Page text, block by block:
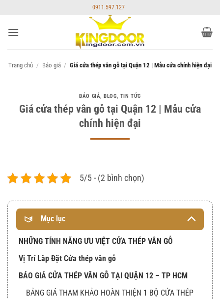
nội
0911.597.127
Trang chủ / Báo giá / Giá cửa thép vân gỗ tại Quận 12 | Mẫu cửa chính hiện đại
BÁO GIÁ,BLOG, TIN TỨC
Giá cửa thép vân gỗ tại Quận 12 | Mẫu cửa
chính hiện đại
5/5 - (2 bình chọn)
Mục lục
NHỮNG TÍNH NĂNG ƯU VIỆT CỬA THÉP VÂN GỖ
Vị Trí Lắp Đặt Cửa thép vân gỗ
BÁO GIÁ CỬA THÉP VÂN GỖ TẠI QUẬN 12 – TP HCM
BẢNG GIÁ THAM KHẢO HOÀN THIỆN 1 BỘ CỬA THÉP